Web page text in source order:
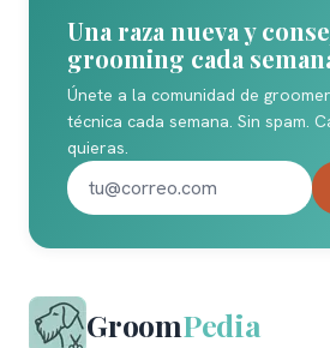
Una raza nueva y
grooming cada
Únete a la comunidad de
técnica cada semana. Sin spam.
quieras.
GroomPedia